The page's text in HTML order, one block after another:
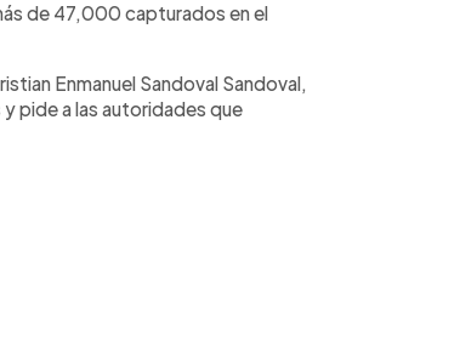
de 47,000 capturados en el
Enmanuel Sandoval Sandoval,
pide a las autoridades que